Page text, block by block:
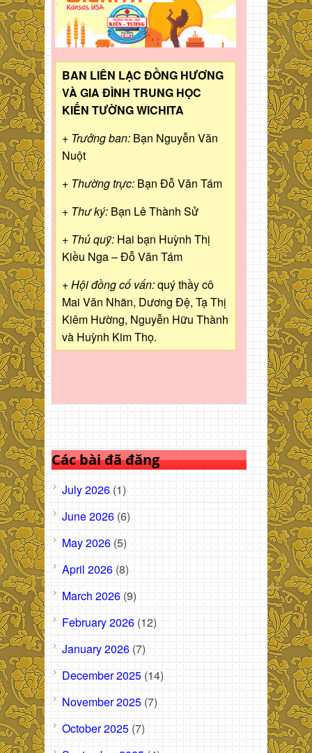
BAN LIÊN LẠC ĐỒNG HƯƠNG
VÀ GIA ĐÌNH TRUNG HỌC
KIẾN TƯỜNG WICHITA
+ Trưởng ban: Bạn Nguyễn Văn
Nuột
+ Thường trực: Bạn Đỗ Văn Tám
+ Thư ký: Bạn Lê Thành Sử
+ Thủ quỹ: Hai bạn Huỳnh Thị
Kiều Nga – Đỗ Văn Tám
+ Hội đồng cố vấn:quý thầy cô
Mai Văn Nhãn, Dương Đệ, Tạ Thị
Kiêm Hường, Nguyễn Hữu Thành
và Huỳnh Kim Thọ.
Các bài đã đăng
July 2026 (1)
June 2026 (6)
May 2026 (5)
April 2026 (8)
March 2026 (9)
February 2026 (12)
January 2026 (7)
December 2025 (14)
November 2025 (7)
October 2025 (7)